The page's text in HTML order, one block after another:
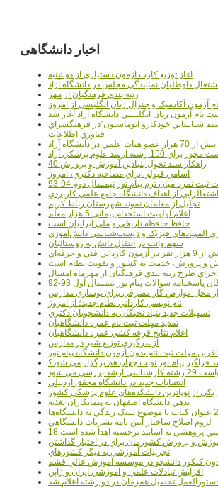
اخبار دانشگاهی
آغاز توزيع کارت آزمون دستياري از دوشنبه
داوطلبان نمايندگي مجلس در دانشگاه آزاد
رتبه بندي فرهنگيان از مهر
آزمون آکادميک و جنرال زبان انگليسي از امروز
نام آزمون زبان انگليسي دانشگاه آزاد آغاز شد
شناسايي خودکارو اتوماسيون"در فرهنگسراي
فناوري اطلاعات
علمي در دانشگاه آزاد
150 رشته ارشد علوم پزشکي آزاد
40 راهکار سند تحول بنيادين آموزش و پرورش
اسامي قبولي براي مصاحبه دکتري، امروز
ثبت نمره میان ترم پیام نور نیمسال دوم 94-93
اشتغالزايي از اهداف دانشگاه جامع علمي کاربردي
تجليل از معلمان نمونه شهرستان رباط کريم
اعلام اولويت استخدام پيماني 5 هزار معلم
حافظ حافظه تاريخي و ملي ايرانيان است
المپيادهاي فيزيک و زيست‌شناسي دانش‌آموزي
سهم وانت در انتقال دانش به روستائيان
فني و حرفه‌اي
و پرورش، خدمت به کشور و تقويت نظام است
اجراي طرح رتبه بندي فرهنگيان از مهرماه امسال
پاسخنامه سوالات پیام نور نیمسال اول 93-92
نام نويسي کارداني نظام جديد؛ از امروز
تسهيلات جديد بنياد نخبگان به دانشجويان دکتري
تمديد مهلت ثبت نام عمره دانشگاهيان
اعلام نتايج قرعه کشي عمره دانشگاهيان
ازسرگيري توزيع شير در مدارس
مهلت ثبت نام بدون آزمون دانشگاه پیام نور
فراگیر پیام نور نوبت چهاردهم برگزار می شود؟
ارشد بررسي مي شود
انتصابات جديد در دانشگاه محقق اردبيلي
بدهي دانشگاه اصفهان به پيمانکاران تغذيه
لزوم اصلاح ساختار آيين نامه نشريات دانشگاهي
پژوهشي به اساتيد برجسته اهدا شده است
و پرورش کشورمان براي در اختيار گذاشتن
تجربيات آموزشي به ديگر کشورهاي
کنکور دانشجو در موسسه آموزش عالي قشم
افزايش تبادلات علمي و آموزشي ايران و ژاپن
تحصیل همزمان در دو رشته اعلام شد